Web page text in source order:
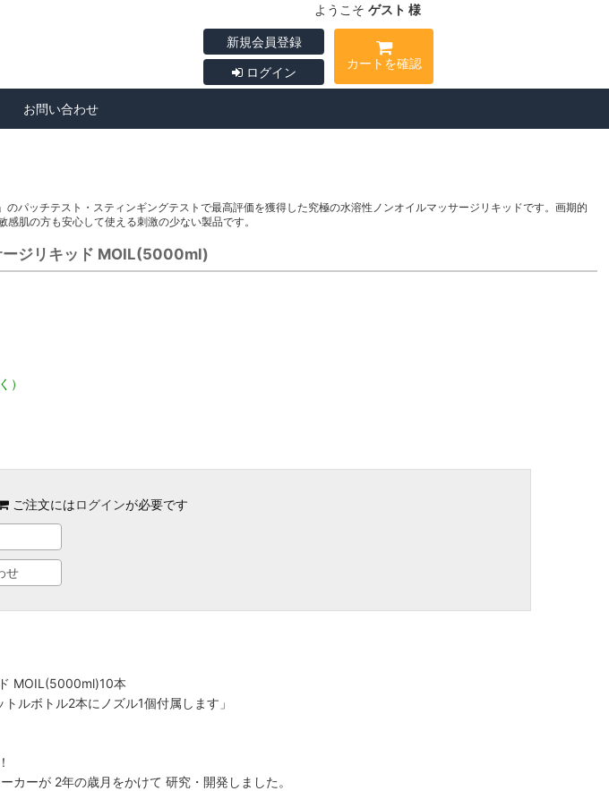
ようこそ ゲスト 様
新規会員登録
ログイン
カートを確認
お問い合わせ
パッチテスト・スティンギングテストで最高評価を獲得した究極の水溶性ノンオイルマッサージリキッドです。画期的
肌の方も安心して使える刺激の少ない製品です。
ージリキッド MOIL(5000ml)
）
ご注文にはログインが必要です
せ
MOIL(5000ml)10本
ルボトル2本にノズル1個付属します」
カーが 2年の歳月をかけて 研究・開発しました。